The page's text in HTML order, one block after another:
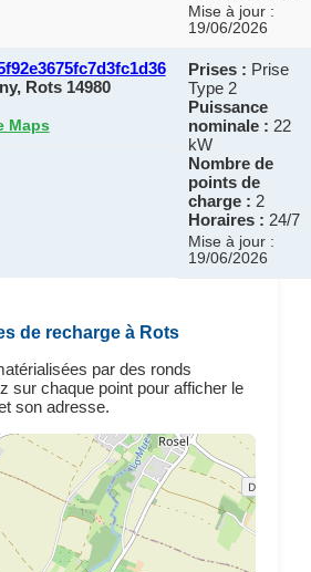
Mise à jour :
19/06/2026
Rots 14980
Maps
Prises : Prise
Type 2
Puissance
nominale : 22
kW
Nombre de
points de
charge : 2
Horaires : 24/7
Mise à jour :
19/06/2026
de recharge à Rots
par des ronds
sur chaque point pour afficher le
son adresse.